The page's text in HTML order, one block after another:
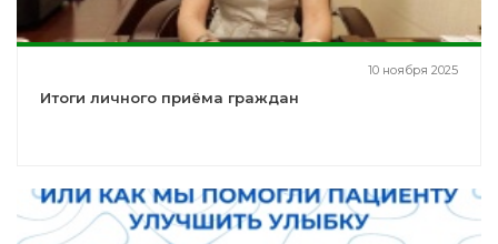
10 ноября 2025
Итоги личного приёма граждан